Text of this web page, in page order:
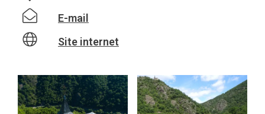
E-mail
Site internet